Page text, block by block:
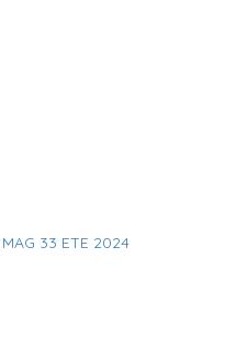
MAG 33 ETE 2024